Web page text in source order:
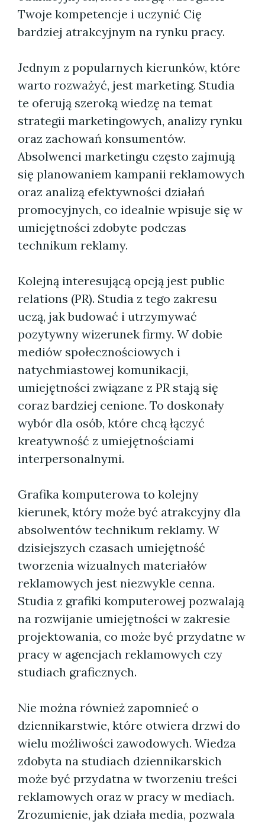
Twoje kompetencje i uczynić Cię
bardziej atrakcyjnym na rynku pracy.
Jednym z popularnych kierunków, które
warto rozważyć, jest marketing. Studia
te oferują szeroką wiedzę na temat
strategii marketingowych, analizy rynku
oraz zachowań konsumentów.
Absolwenci marketingu często zajmują
się planowaniem kampanii reklamowych
oraz analizą efektywności działań
promocyjnych, co idealnie wpisuje się w
umiejętności zdobyte podczas
technikum reklamy.
Kolejną interesującą opcją jest public
relations (PR). Studia z tego zakresu
uczą, jak budować i utrzymywać
pozytywny wizerunek firmy. W dobie
mediów społecznościowych i
natychmiastowej komunikacji,
umiejętności związane z PR stają się
coraz bardziej cenione. To doskonały
wybór dla osób, które chcą łączyć
kreatywność z umiejętnościami
interpersonalnymi.
Grafika komputerowa to kolejny
kierunek, który może być atrakcyjny dla
absolwentów technikum reklamy. W
dzisiejszych czasach umiejętność
tworzenia wizualnych materiałów
reklamowych jest niezwykle cenna.
Studia z grafiki komputerowej pozwalają
na rozwijanie umiejętności w zakresie
projektowania, co może być przydatne w
pracy w agencjach reklamowych czy
studiach graficznych.
Nie można również zapomnieć o
dziennikarstwie, które otwiera drzwi do
wielu możliwości zawodowych. Wiedza
zdobyta na studiach dziennikarskich
może być przydatna w tworzeniu treści
reklamowych oraz w pracy w mediach.
Zrozumienie, jak działa media, pozwala